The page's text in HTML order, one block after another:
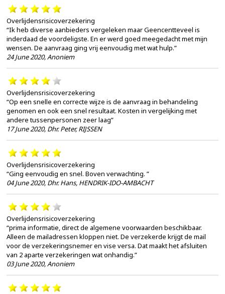
Overlijdensrisicoverzekering
“Ik heb diverse aanbieders vergeleken maar Geencentteveel is
inderdaad de voordeligste. En er werd goed meegedacht met mijn
wensen. De aanvraag ging vrij eenvoudig met wat hulp.”
24 June 2020,Anoniem
Overlijdensrisicoverzekering
“Op een snelle en correcte wijze is de aanvraag in behandeling
genomen en ook een snel resultaat. Kosten in vergelijking met
andere tussenpersonen zeer laag”
17 June 2020, Dhr. Peter, RIJSSEN
Overlijdensrisicoverzekering
“Ging eenvoudig en snel. Boven verwachting. ”
04 June 2020, Dhr. Hans, HENDRIK-IDO-AMBACHT
Overlijdensrisicoverzekering
“prima informatie, direct de algemene voorwaarden beschikbaar.
Alleen de mailadressen kloppen niet. De verzekerde krijgt de mail
voor de verzekeringsnemer en vise versa. Dat maakt het afsluiten
van 2 aparte verzekeringen wat onhandig.”
03 June 2020,Anoniem